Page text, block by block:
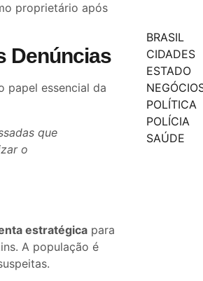
proprietário após
Denúncias
papel essencial da
que
o
estratégica para
A população é
BRASIL
CIDADES
ESTADO
POLÍTICA
POLÍCIA
SAÚDE